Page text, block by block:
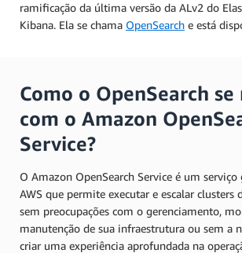
ramificação da última versão da ALv2 do
Kibana. Ela se chama OpenSearch e está
Como o OpenSearch
com o Amazon
Service?
O Amazon OpenSearch Service é um serviço
AWS que permite executar e escalar clusters
sem preocupações com o gerenciamento,
manutenção de sua infraestrutura ou sem a
criar uma experiência aprofundada na